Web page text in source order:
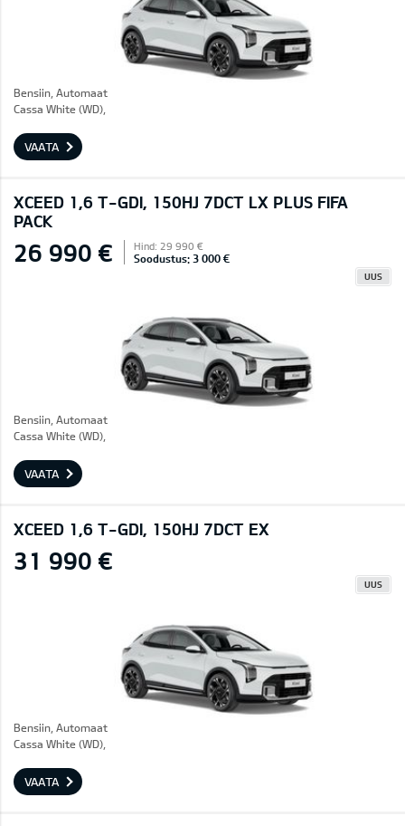
Bensiin, Automaat
Cassa White (WD),
VAATA
XCEED 1,6 T-GDI, 150HJ 7DCT LX PLUS FIFA
PACK
26 990 € Hind: 29 990 €
Soodustus: 3 000 €
UUS
Bensiin, Automaat
Cassa White (WD),
VAATA
XCEED 1,6 T-GDI, 150HJ 7DCT EX
31 990 €
UUS
Bensiin, Automaat
Cassa White (WD),
VAATA